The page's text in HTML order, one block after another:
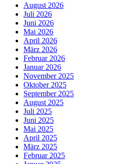
August 2026
Juli 2026
Juni 2026
Mai 2026
April 2026
März 2026
Februar 2026
Januar 2026
November 2025
Oktober 2025
September 2025
August 2025
Juli 2025
Juni 2025
Mai 2025
April 2025
März 2025
Februar 2025